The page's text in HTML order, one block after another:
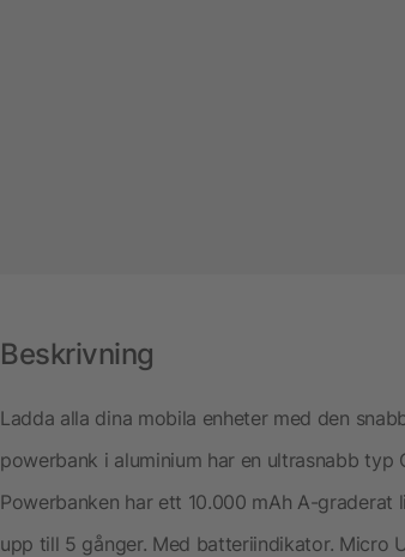
Beskrivning
Ladda alla dina mobila enheter med den
powerbank i aluminium har en ultrasnabb
Powerbanken har ett 10.000 mAh A-
upp till 5 gånger. Med batteriindikator. Micro